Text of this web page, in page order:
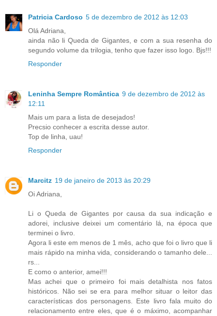
Patricia Cardoso 5 de dezembro de 2012 às 12:03
Olá Adriana,
ainda não li Queda de Gigantes, e com a sua resenha do
segundo volume da trilogia, tenho que fazer isso logo. Bjs!!!
Responder
Leninha Sempre Romântica 9 de dezembro de 2012 às
12:11
Mais um para a lista de desejados!
Precsio conhecer a escrita desse autor.
Top de linha, uau!
Responder
Marcitz 19 de janeiro de 2013 às 20:29
Oi Adriana,
Li o Queda de Gigantes por causa da sua indicação e
adorei, inclusive deixei um comentário lá, na época que
terminei o livro.
Agora li este em menos de 1 mês, acho que foi o livro que li
mais rápido na minha vida, considerando o tamanho dele...
rs...
E como o anterior, amei!!!
Mas achei que o primeiro foi mais detalhista nos fatos
históricos. Não sei se era para melhor situar o leitor das
características dos personagens. Este livro fala muito do
relacionamento entre eles, que é o máximo, acompanhar